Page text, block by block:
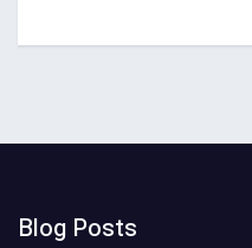
Blog Posts